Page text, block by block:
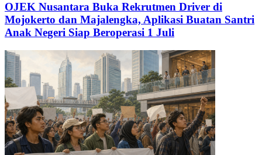
OJEK Nusantara Buka Rekrutmen Driver di
Mojokerto dan Majalengka, Aplikasi Buatan Santri
Anak Negeri Siap Beroperasi 1 Juli